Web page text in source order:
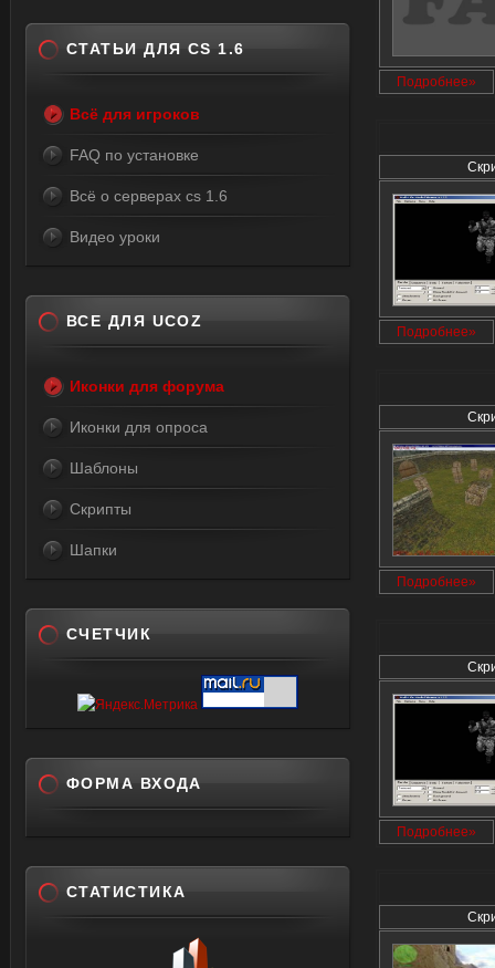
Подробнее»
Подробнее»
Подробнее»
Подробнее»
СТАТЬИ ДЛЯ CS 1.6
Всё для игроков
FAQ по установке
Всё о серверах cs 1.6
Видео уроки
ВСЕ ДЛЯ UCOZ
Иконки для форума
Иконки для опроса
Шаблоны
Скрипты
Шапки
СЧЕТЧИК
ФОРМА ВХОДА
СТАТИСТИКА